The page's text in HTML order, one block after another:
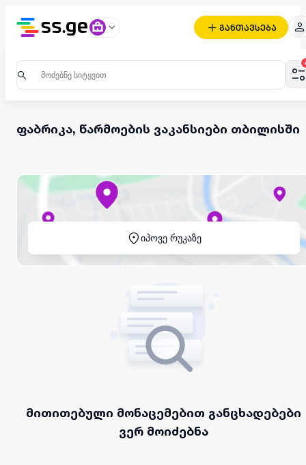
განთავსება
ფაბრიკა, წარმოების ვაკანსიები თბილისში
იპოვე რუკაზე
მითითებული მონაცემებით განცხადებები
ვერ მოიძებნა